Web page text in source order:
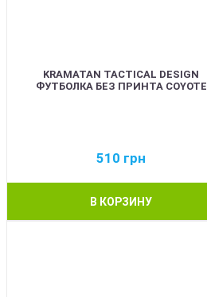
KRAMATAN TACTICAL DESIGN
ФУТБОЛКА БЕЗ ПРИНТА COYOTE
510 грн
В КОРЗИНУ